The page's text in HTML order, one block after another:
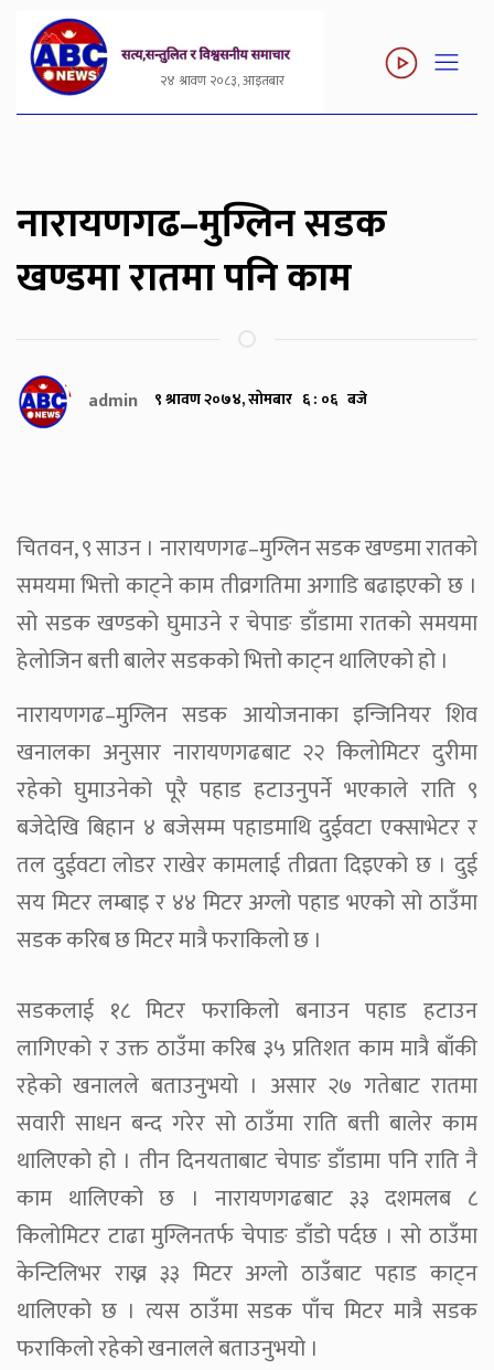
२४ श्रावण २०८३, आइतबार
नारायणगढ–मुग्लिन सडक
खण्डमा रातमा पनि काम
admin ९ श्रावण २०७४, सोमबार ६ : ०६ बजे
चितवन, ९ साउन । नारायणगढ–मुग्लिन सडक खण्डमा रातको
समयमा भित्तो काट्ने काम तीव्रगतिमा अगाडि बढाइएको छ ।
सो सडक खण्डको घुमाउने र चेपाङ डाँडामा रातको समयमा
हेलोजिन बत्ती बालेर सडकको भित्तो काट्न थालिएको हो ।
नारायणगढ–मुग्लिन सडक आयोजनाका इन्जिनियर शिव
खनालका अनुसार नारायणगढबाट २२ किलोमिटर दुरीमा
रहेको घुमाउनेको पूरै पहाड हटाउनुपर्ने भएकाले राति ९
बजेदेखि बिहान ४ बजेसम्म पहाडमाथि दुईवटा एक्साभेटर र
तल दुईवटा लोडर राखेर कामलाई तीव्रता दिइएको छ । दुई
सय मिटर लम्बाइ र ४४ मिटर अग्लो पहाड भएको सो ठाउँमा
सडक करिब छ मिटर मात्रै फराकिलो छ ।
सडकलाई १८ मिटर फराकिलो बनाउन पहाड हटाउन
लागिएको र उक्त ठाउँमा करिब ३५ प्रतिशत काम मात्रै बाँकी
रहेको खनालले बताउनुभयो । असार २७ गतेबाट रातमा
सवारी साधन बन्द गरेर सो ठाउँमा राति बत्ती बालेर काम
थालिएको हो । तीन दिनयताबाट चेपाङ डाँडामा पनि राति नै
काम थालिएको छ । नारायणगढबाट ३३ दशमलब ८
किलोमिटर टाढा मुग्लिनतर्फ चेपाङ डाँडो पर्दछ । सो ठाउँमा
केन्टिलिभर राख्न ३३ मिटर अग्लो ठाउँबाट पहाड काट्न
थालिएको छ । त्यस ठाउँमा सडक पाँच मिटर मात्रै सडक
फराकिलो रहेको खनालले बताउनुभयो ।